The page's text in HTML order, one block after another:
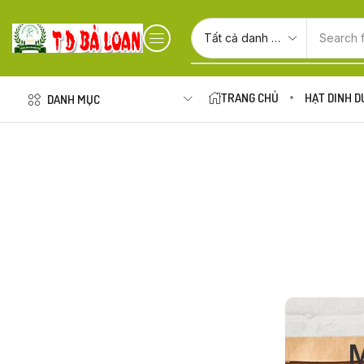
Search
DANH MỤC TRANG CHỦ HẠT DINH